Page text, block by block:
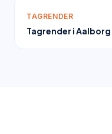
TAGRENDER
Tagrender i